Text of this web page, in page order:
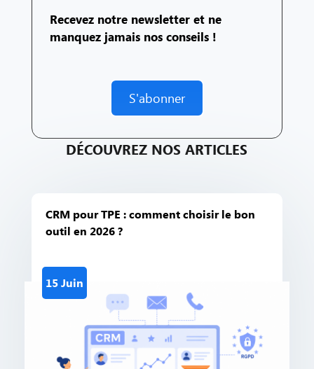
Recevez notre newsletter et ne
manquez jamais nos conseils !
S'abonner
DÉCOUVREZ NOS ARTICLES
CRM pour TPE : comment choisir le bon
outil en 2026 ?
15 Juin